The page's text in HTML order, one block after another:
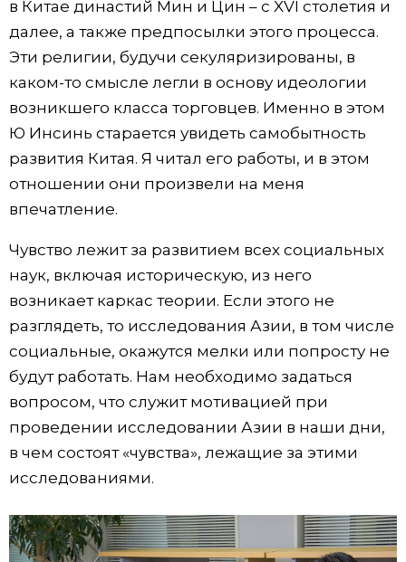
в Китае династий Мин и Цин – с XVI столетия и
далее, а также предпосылки этого процесса.
Эти религии, будучи секуляризированы, в
каком-то смысле легли в основу идеологии
возникшего класса торговцев. Именно в этом
Ю Инсинь старается увидеть самобытность
развития Китая. Я читал его работы, и в этом
отношении они произвели на меня
впечатление.
Чувство лежит за развитием всех социальных
наук, включая историческую, из него
возникает каркас теории. Если этого не
разглядеть, то исследования Азии, в том числе
социальные, окажутся мелки или попросту не
будут работать. Нам необходимо задаться
вопросом, что служит мотивацией при
проведении исследовании Азии в наши дни,
в чем состоят «чувства», лежащие за этими
исследованиями.